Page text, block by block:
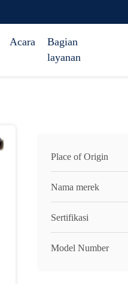
Acara
Bagian
layanan
Place of Origin
Nama merek
Sertifikasi
Model Number